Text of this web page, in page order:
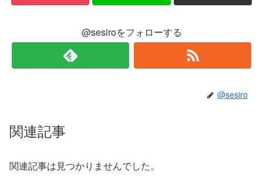
@sesiroをフォローする
@sesiro
関連記事
関連記事は見つかりませんでした。